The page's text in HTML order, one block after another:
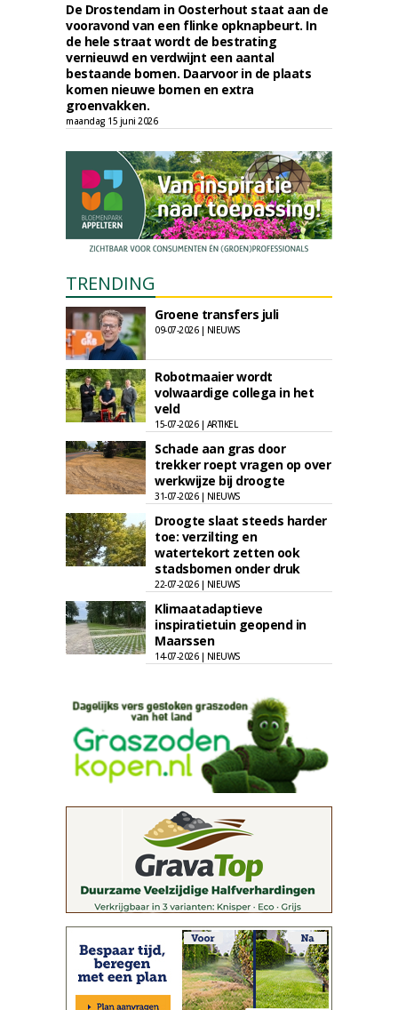
De Drostendam in Oosterhout staat aan de
vooravond van een flinke opknapbeurt. In
de hele straat wordt de bestrating
vernieuwd en verdwijnt een aantal
bestaande bomen. Daarvoor in de plaats
komen nieuwe bomen en extra
groenvakken.
maandag 15 juni 2026
TRENDING
Groene transfers juli
09-07-2026 | NIEUWS
Robotmaaier wordt
volwaardige collega in het
veld
15-07-2026 | ARTIKEL
Schade aan gras door
trekker roept vragen op over
werkwijze bij droogte
31-07-2026 | NIEUWS
Droogte slaat steeds harder
toe: verzilting en
watertekort zetten ook
stadsbomen onder druk
22-07-2026 | NIEUWS
Klimaatadaptieve
inspiratietuin geopend in
Maarssen
14-07-2026 | NIEUWS